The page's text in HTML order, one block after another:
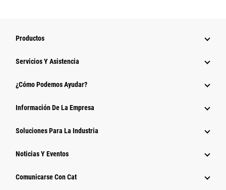
Productos
Servicios Y Asistencia
¿Cómo Podemos Ayudar?
Información De La Empresa
Soluciones Para La Industria
Noticias Y Eventos
Comunicarse Con Cat